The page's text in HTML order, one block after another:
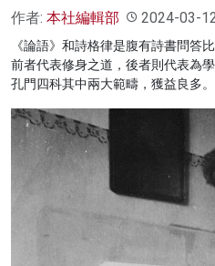
作者: 本社編輯部 2024-03-
《論語》和詩格律是腹有詩書問答
前者代表修身之道，後者則代表為
孔門四科其中兩大範疇，獲益良多。